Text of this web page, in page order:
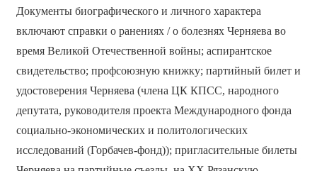
Документы биографического и личного характера
включают справки о ранениях / о болезнях Черняева во
время Великой Отечественной войны; аспирантское
свидетельство; профсоюзную книжку; партийный билет и
удостоверения Черняева (члена ЦК КПСС, народного
депутата, руководителя проекта Международного фонда
социально-экономических и политологических
исследований (Горбачев-фонд)); пригласительные билеты